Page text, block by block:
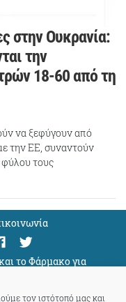
τον ιστότοπό μας και
στην Ουκρανία:
την
18-60 από τη
να ξεφύγουν από
την ΕΕ, συναντούν
τους
το Φάρμακο για
Support